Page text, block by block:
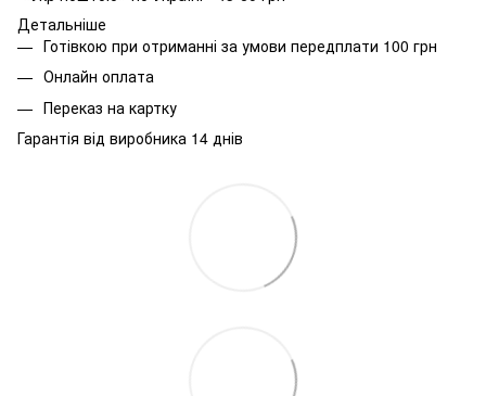
Детальніше
Готівкою при отриманні за умови передплати 100 грн
Онлайн оплата
Переказ на картку
Гарантія від виробника 14 днів